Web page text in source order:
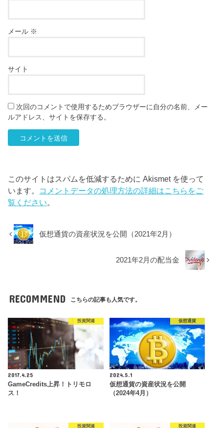
メール ※
サイト
次回のコメントで使用するためブラウザーに自分の名前、メー
ルアドレス、サイトを保存する。
このサイトはスパムを低減するために Akismet を使って
います。 コメントデータの処理方法の詳細はこちらをご
覧ください。
仮想通貨の資産状況を公開（2021年2月）
2021年2月の配当金
RECOMMEND こちらの記事も人気です。
投資関連
2017.4.25
GameCredits上昇！トリモロ
ス！
仮想通貨
2024.5.1
仮想通貨の資産状況を公開
（2024年4月）
投資関連 投資関連